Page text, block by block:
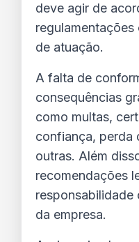
deve agir de
de atuação.
A falta de
consequências
como multas,
confiança, perda
outras. Além
recomendações
responsabilidade
da empresa.